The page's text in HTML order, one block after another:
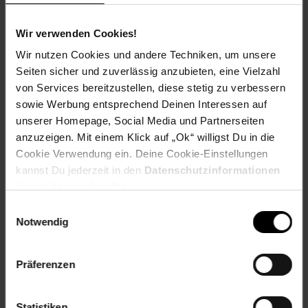
Wir verwenden Cookies!
Wir nutzen Cookies und andere Techniken, um unsere
Seiten sicher und zuverlässig anzubieten, eine Vielzahl
von Services bereitzustellen, diese stetig zu verbessern
sowie Werbung entsprechend Deinen Interessen auf
unserer Homepage, Social Media und Partnerseiten
anzuzeigen. Mit einem Klick auf „Ok“ willigst Du in die
Cookie Verwendung ein. Deine Cookie-Einstellungen
kannst Du jederzeit in den Datenschutzinformationen
Notwendig
Präferenzen
Anschlüsse sorgen dafür, dass Sie die Flasche über einen
langen Zeitraum hinweg benutzen können.
Angaben zu Hersteller und EU verantwortlicher Person
EU-Verantwortlicher Name: Hr. Stanislav Maer
EU-Verantwortlicher Adresse: Lise-Meitner-Straße, 7, 30926,
Seelze, Deutschland
EU-Verantwortlicher Telefonnummer: +49 5151 87798 10
Artikel gehört zur Kategorie:
Weitere Küchenkleingeräte